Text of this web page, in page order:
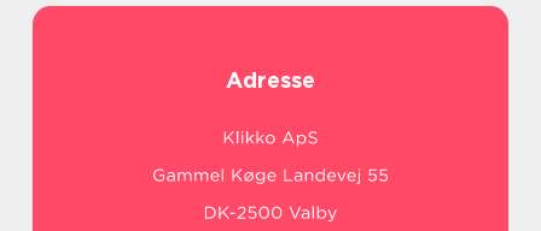
Adresse